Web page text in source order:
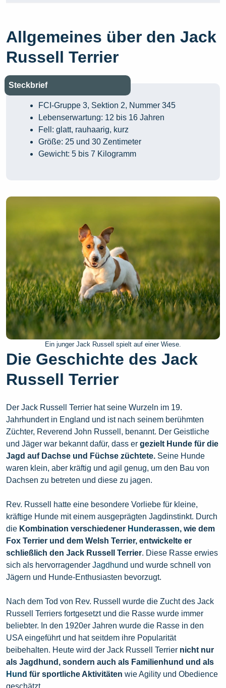
Allgemeines über den Jack
Russell Terrier
Steckbrief
FCI-Gruppe 3, Sektion 2, Nummer 345
Lebenserwartung: 12 bis 16 Jahren
Fell: glatt, rauhaarig, kurz
Größe: 25 und 30 Zentimeter
Gewicht: 5 bis 7 Kilogramm
Ein junger Jack Russell spielt auf einer Wiese.
Die Geschichte des Jack
Russell Terrier
Der Jack Russell Terrier hat seine Wurzeln im 19.
Jahrhundert in England und ist nach seinem berühmten
Züchter, Reverend John Russell, benannt. Der Geistliche
und Jäger war bekannt dafür, dass er gezielt Hunde für die
Jagd auf Dachse und Füchse züchtete. Seine Hunde
waren klein, aber kräftig und agil genug, um den Bau von
Dachsen zu betreten und diese zu jagen.
Rev. Russell hatte eine besondere Vorliebe für kleine,
kräftige Hunde mit einem ausgeprägten Jagdinstinkt. Durch
die Kombination verschiedener Hunderassen, wie dem
Fox Terrier und dem Welsh Terrier, entwickelte er
schließlich den Jack Russell Terrier. Diese Rasse erwies
sich als hervorragender Jagdhund und wurde schnell von
Jägern und Hunde-Enthusiasten bevorzugt.
Nach dem Tod von Rev. Russell wurde die Zucht des Jack
Russell Terriers fortgesetzt und die Rasse wurde immer
beliebter. In den 1920er Jahren wurde die Rasse in den
USA eingeführt und hat seitdem ihre Popularität
beibehalten. Heute wird der Jack Russell Terrier nicht nur
als Jagdhund, sondern auch als Familienhund und als
Hund für sportliche Aktivitäten wie Agility und Obedience
geschätzt.